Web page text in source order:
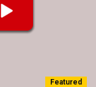
Featured